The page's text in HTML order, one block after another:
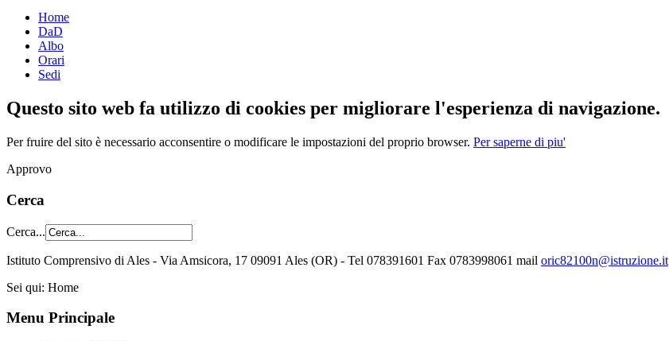
Home
DaD
Albo
Orari
Sedi
Questo sito web fa utilizzo di cookies per migliorare l'esperienza di navigazione.
Per fruire del sito è necessario acconsentire o modificare le impostazioni del proprio browser. Per saperne di piu'
Approvo
Cerca
Cerca...
Istituto Comprensivo di Ales - Via Amsicora, 17 09091 Ales (OR) - Tel 078391601 Fax 0783998061 mail oric82100n@istruzione.it
Sei qui: Home
Menu Principale